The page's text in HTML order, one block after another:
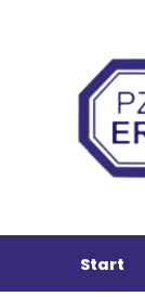
Start